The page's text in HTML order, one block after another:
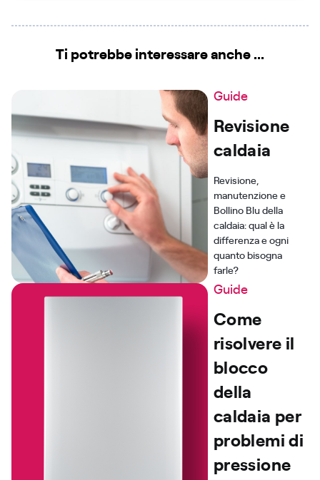
Ti potrebbe interessare anche ...
Guide
Revisione
caldaia
Revisione,
manutenzione e
Bollino Blu della
caldaia: qual è la
differenza e ogni
quanto bisogna
farle?
Guide
Come
risolvere il
blocco
della
caldaia per
problemi di
pressione